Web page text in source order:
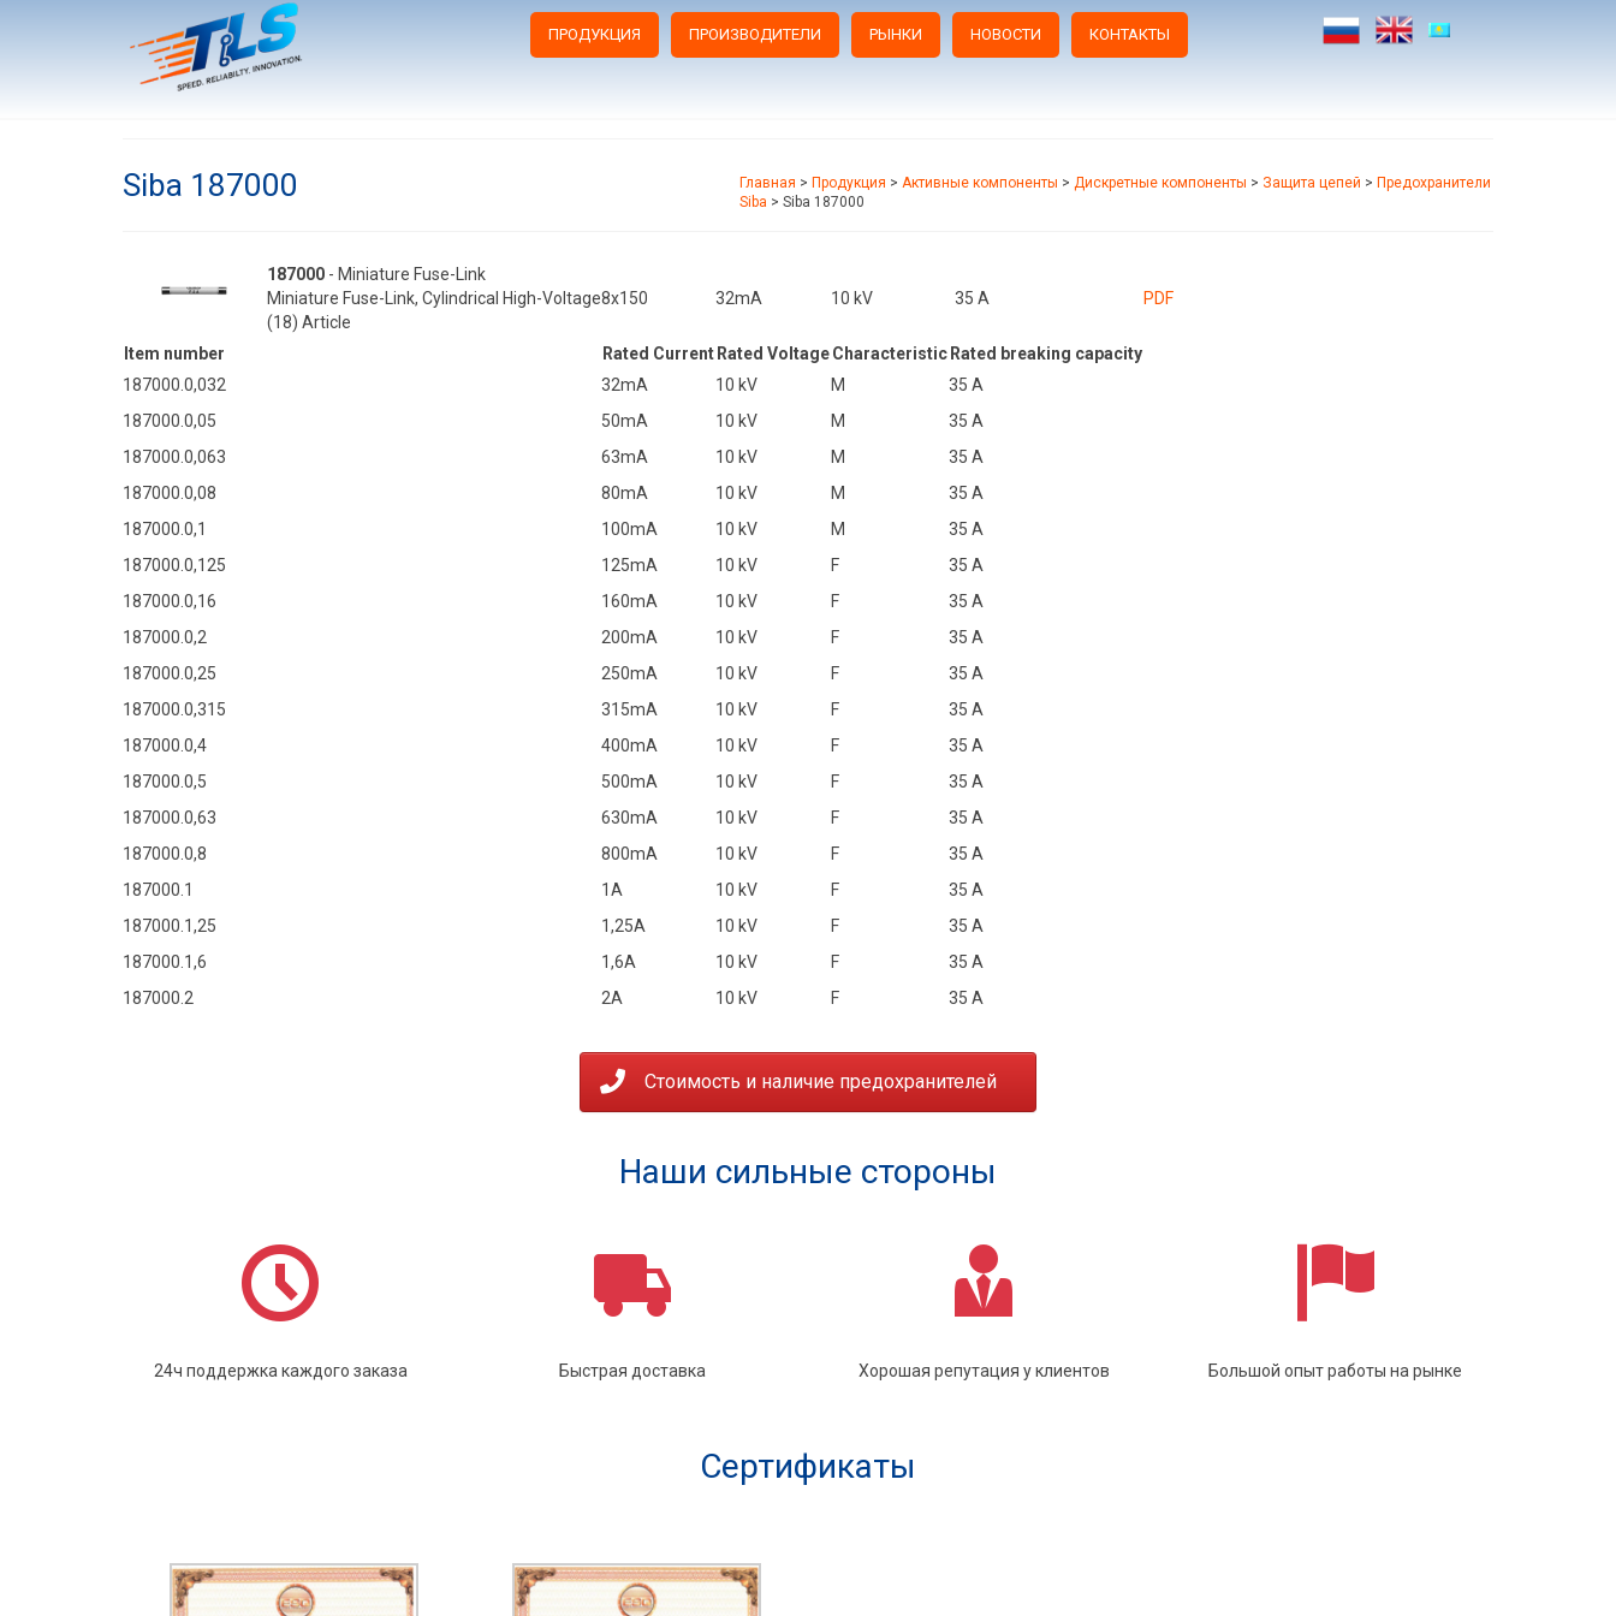
ПРОДУКЦИЯ ПРОИЗВОДИТЕЛИ РЫНКИ НОВОСТИ КОНТАКТЫ
Siba 187000 Главная > Продукция > Активные компоненты > Дискретные компоненты > Защита цепей > Предохранители
Siba > Siba 187000
187000 - Miniature Fuse-Link
Miniature Fuse-Link, Cylindrical High-Voltage
(18) Article
8x150 32mA 10 kV 35 A PDF
Item number Rated Current Rated VoltageCharacteristic Rated breaking capacity
187000.0,032
32mA 10 kV M
35 A
187000.0,05
50mA 10 kV M
35 A
187000.0,063
63mA 10 kV M
35 A
187000.0,08
80mA 10 kV M
35 A
187000.0,1
100mA 10 kV M
35 A
187000.0,125
125mA 10 kV F
35 A
187000.0,16
160mA 10 kV F
35 A
187000.0,2
200mA 10 kV F
35 A
187000.0,25
250mA 10 kV F
35 A
187000.0,315
315mA 10 kV F
35 A
187000.0,4
400mA 10 kV F
35 A
187000.0,5
500mA 10 kV F
35 A
187000.0,63
630mA 10 kV F
35 A
187000.0,8
800mA 10 kV F
35 A
187000.1
1A 10 kV F
35 A
187000.1,25
1,25A 10 kV F
35 A
187000.1,6
1,6A 10 kV F
35 A
187000.2
2A 10 kV F 35 A
Стоимость и наличие предохранителей
Наши сильные стороны
24ч поддержка каждого заказа Быстрая доставка Хорошая репутация у клиентов Большой опыт работы на рынке
Сертификаты